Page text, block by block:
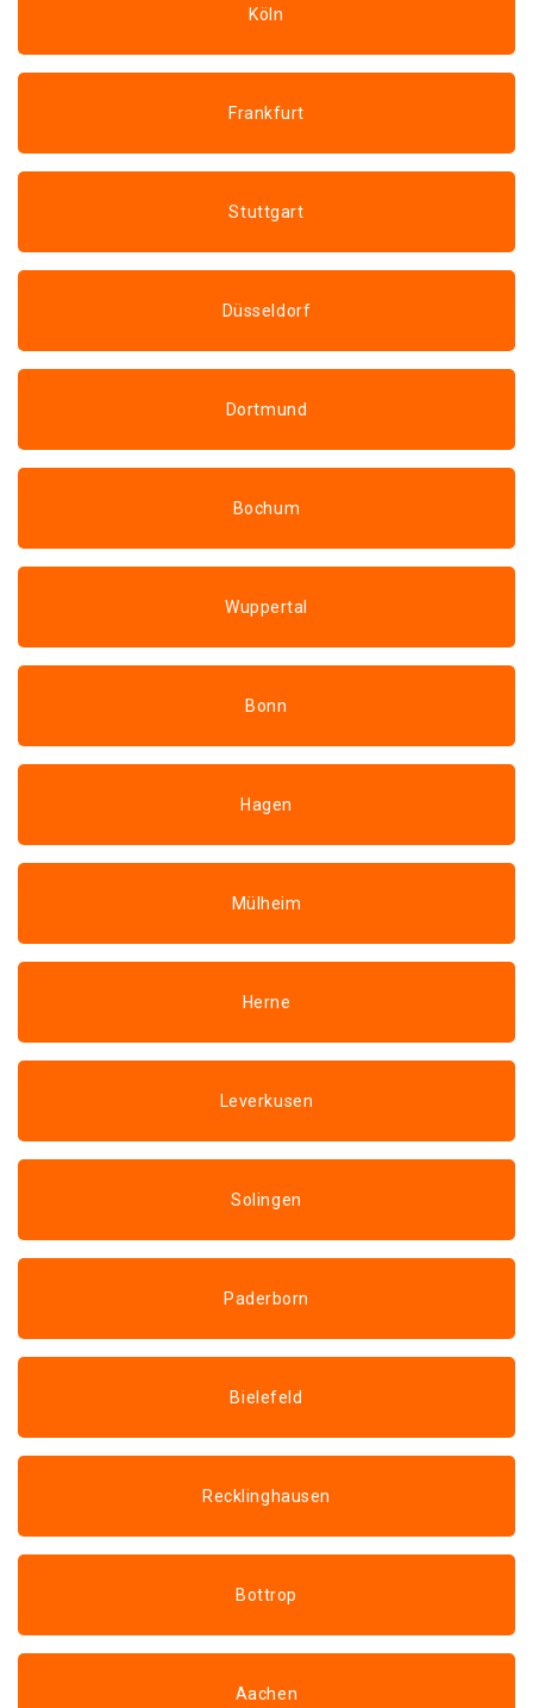
Köln
Frankfurt
Stuttgart
Düsseldorf
Dortmund
Bochum
Wuppertal
Bonn
Hagen
Mülheim
Herne
Leverkusen
Solingen
Paderborn
Bielefeld
Recklinghausen
Bottrop
Aachen